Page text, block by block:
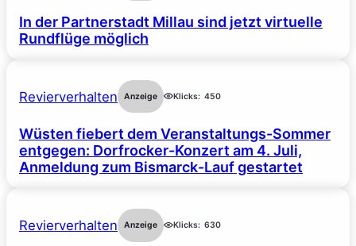
In der Partnerstadt Millau sind jetzt virtuelle
Rundflüge möglich
Revierverhalten Anzeige Klicks: 450
Wüsten fiebert dem Veranstaltungs-Sommer
entgegen: Dorfrocker-Konzert am 4. Juli,
Anmeldung zum Bismarck-Lauf gestartet
Revierverhalten Anzeige Klicks: 630